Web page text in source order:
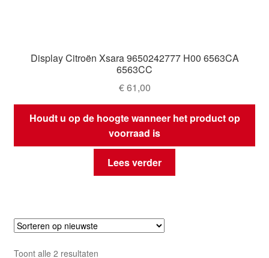
Display Citroën Xsara 9650242777 H00 6563CA
6563CC
€61,00
Houdt u op de hoogte wanneer het product op
voorraad is
Lees verder
Toont alle 2 resultatenGesorteerd